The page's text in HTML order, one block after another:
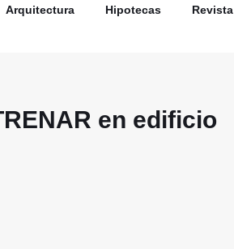
Arquitectura Hipotecas Revista
en edificio